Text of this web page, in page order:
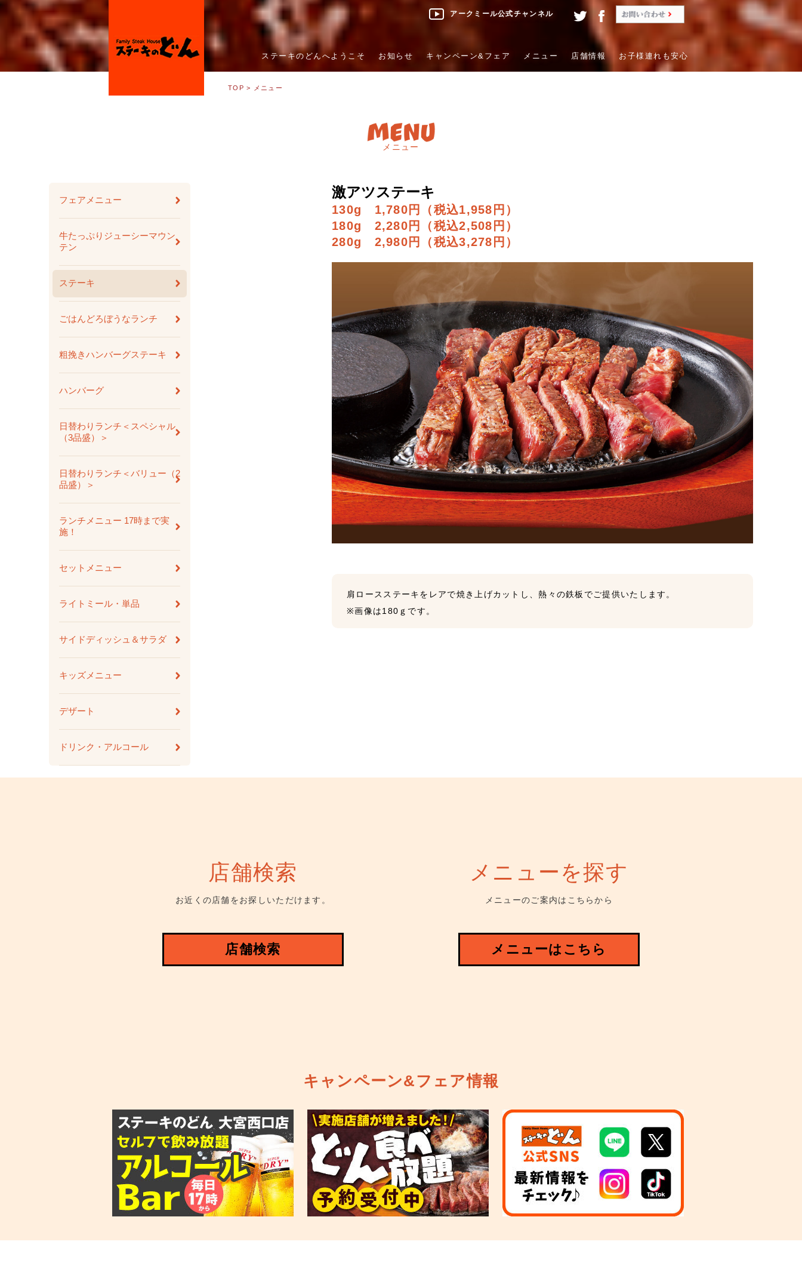
アークミール公式チャンネル
ステーキのどんへようこそ お知らせ キャンペーン&フェア メニュー 店舗情報 お子様連れも安心
TOP > メニュー
メニュー
フェアメニュー
牛たっぷりジューシーマウン
テン
ステーキ
ごはんどろぼうなランチ
粗挽きハンバーグステーキ
ハンバーグ
日替わりランチ＜スペシャル
（3品盛）＞
日替わりランチ＜バリュー（2
品盛）＞
ランチメニュー 17時まで実
施！
セットメニュー
ライトミール・単品
サイドディッシュ＆サラダ
キッズメニュー
デザート
ドリンク・アルコール
激アツステーキ
130g 1,780円（税込1,958円）
180g 2,280円（税込2,508円）
280g 2,980円（税込3,278円）
肩ロースステーキをレアで焼き上げカットし、熱々の鉄板でご提供いたします。
※画像は180ｇです。
メニューを探す
メニューのご案内はこちらから
メニューはこちら
店舗検索
お近くの店舗をお探しいただけます。
店舗検索
キャンペーン&フェア情報